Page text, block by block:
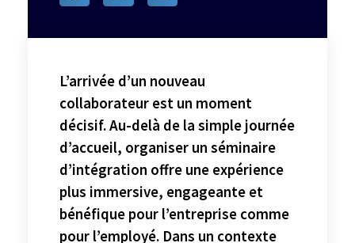
L’arrivée d’un nouveau
collaborateur est un moment
décisif. Au-delà de la simple journée
d’accueil, organiser un séminaire
d’intégration offre une expérience
plus immersive, engageante et
bénéfique pour l’entreprise comme
pour l’employé. Dans un contexte